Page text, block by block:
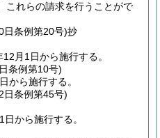
これらの請求を行うことがで
日条例第20号)抄
月1日から施行する。
条例第10号)
から施行する。
日条例第45号)
から施行する。